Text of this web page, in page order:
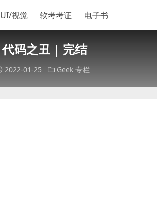
UI/视觉 软考考证 电子书
代码之丑 | 完结
2022-01-25 Geek 专栏